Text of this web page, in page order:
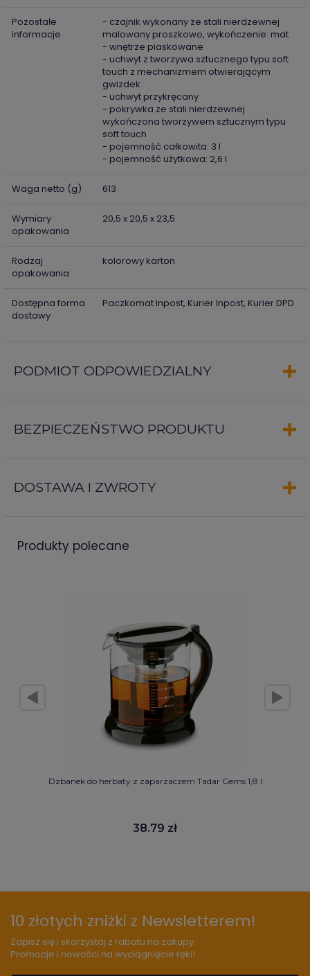
Pozostałe
informacje
- czajnik wykonany ze stali nierdzewnej
malowany proszkowo, wykończenie: mat
- wnętrze piaskowane
- uchwyt z tworzywa sztucznego typu soft
touch z mechanizmem otwierającym
gwizdek
- uchwyt przykręcany
- pokrywka ze stali nierdzewnej
wykończona tworzywem sztucznym typu
soft touch
- pojemność całkowita: 3 l
- pojemność użytkowa: 2,6 l
Waga netto (g) 613
Wymiary
opakowania
20,5 x 20,5 x 23,5
Rodzaj
opakowania
kolorowy karton
Dostępna forma
dostawy
Paczkomat Inpost, Kurier Inpost, Kurier DPD
PODMIOT ODPOWIEDZIALNY
BEZPIECZEŃSTWO PRODUKTU
DOSTAWA I ZWROTY
produkty polecane
Dzbanek do herbaty z zaparzaczem Tadar Gems 1,8 l
38.79 zł
10 złotych zniżki z Newsletterem!
Zapisz się i skorzystaj z rabatu na zakupy.
Promocje i nowości na wyciągnięcie ręki!